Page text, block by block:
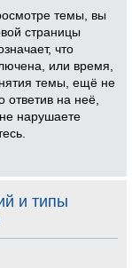
темы, вы
страницы
что
или время,
темы, ещё не
ответив на неё,
нарушаете
и типы